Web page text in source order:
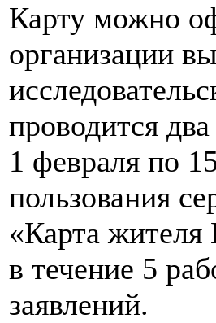
Карту можно
организации
проводится
1 февраля по
пользования
«Карта жителя
в течение 5
заявлений.